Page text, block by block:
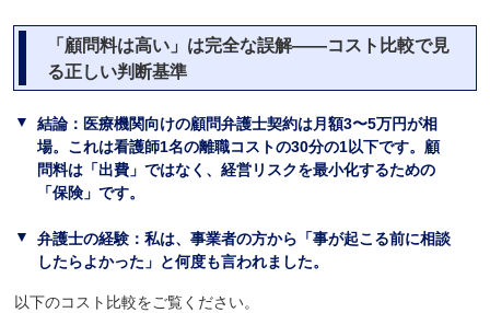
「顧問料は高い」は完全な誤解――コスト比較で見
る正しい判断基準
結論：医療機関向けの顧問弁護士契約は月額3〜5万円が相
場。これは看護師1名の離職コストの30分の1以下です。顧
問料は「出費」ではなく、経営リスクを最小化するための
「保険」です。
弁護士の経験：私は、事業者の方から「事が起こる前に相談
したらよかった」と何度も言われました。
以下のコスト比較をご覧ください。